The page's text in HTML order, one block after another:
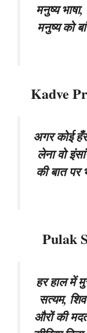
मनुष्य
मनुष्य को
Kadve
अगर कोई
लेना वो
की बात
Pulak
हर हाल में
सत्यम,
औरों की